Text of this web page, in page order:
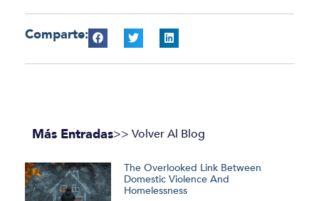
Comparte:
Más Entradas>> Volver Al Blog
The Overlooked Link Between
Domestic Violence And
Homelessness